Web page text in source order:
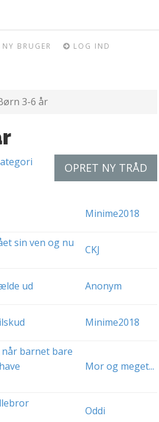
NY BRUGER LOG IND
3-6 år
OPRET NY TRÅD
Minime2018
sin ven og nu
CKJ
ud Anonym
Minime2018
barnet bare
Mor og meget...
Oddi